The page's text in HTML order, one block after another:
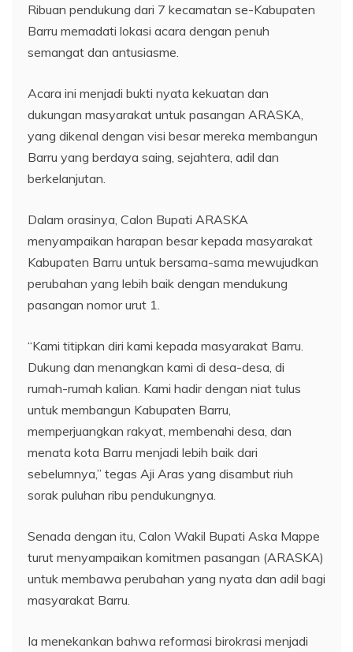
Ribuan pendukung dari 7 kecamatan se-Kabupaten
Barru memadati lokasi acara dengan penuh
semangat dan antusiasme.
Acara ini menjadi bukti nyata kekuatan dan
dukungan masyarakat untuk pasangan ARASKA,
yang dikenal dengan visi besar mereka membangun
Barru yang berdaya saing, sejahtera, adil dan
berkelanjutan.
Dalam orasinya, Calon Bupati ARASKA
menyampaikan harapan besar kepada masyarakat
Kabupaten Barru untuk bersama-sama mewujudkan
perubahan yang lebih baik dengan mendukung
pasangan nomor urut 1.
“Kami titipkan diri kami kepada masyarakat Barru.
Dukung dan menangkan kami di desa-desa, di
rumah-rumah kalian. Kami hadir dengan niat tulus
untuk membangun Kabupaten Barru,
memperjuangkan rakyat, membenahi desa, dan
menata kota Barru menjadi lebih baik dari
sebelumnya,” tegas Aji Aras yang disambut riuh
sorak puluhan ribu pendukungnya.
Senada dengan itu, Calon Wakil Bupati Aska Mappe
turut menyampaikan komitmen pasangan (ARASKA)
untuk membawa perubahan yang nyata dan adil bagi
masyarakat Barru.
Ia menekankan bahwa reformasi birokrasi menjadi